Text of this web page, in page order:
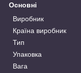
Основні
Виробник
Країна виробник
Тип
Упаковка
Вага